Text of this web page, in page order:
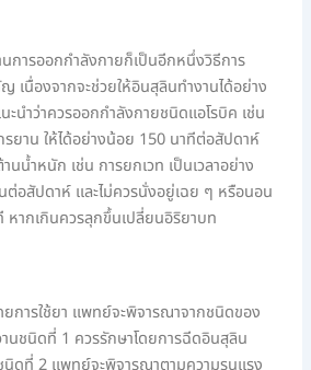
นการออกกำลังกายก็เป็นอีกหนึ่งวิธีการ
เนื่องจากจะช่วยให้อินสุลินทำงานได้อย่าง
นำว่าควรออกกำลังกายชนิดแอโรบิค เช่น
รยาน ให้ได้อย่างน้อย 150 นาทีต่อสัปดาห์
น้ำหนัก เช่น การยกเวท เป็นเวลาอย่าง
อสัปดาห์ และไม่ควรนั่งอยู่เฉย ๆ หรือนอน
หากเกินควรลุกขึ้นเปลี่ยนอิริยาบท
ยการใช้ยา แพทย์จะพิจารณาจากชนิดของ
านชนิดที่ 1 ควรรักษาโดยการฉีดอินสุลิน